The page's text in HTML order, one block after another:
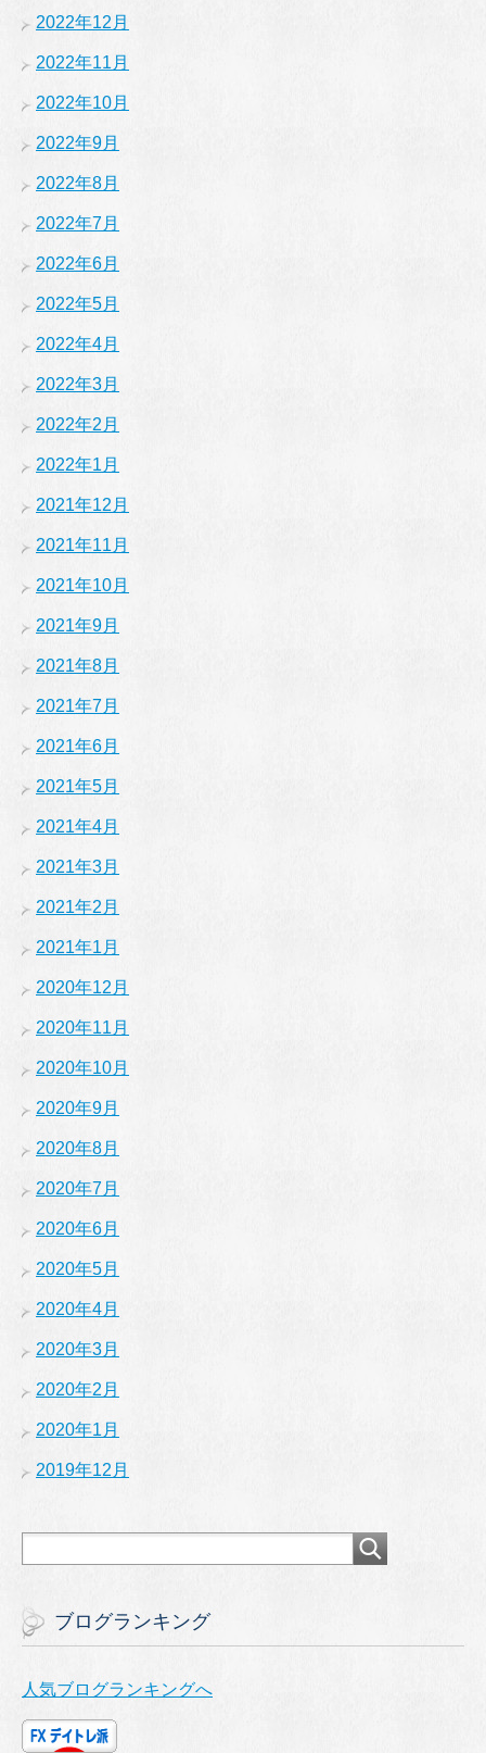
2022年12月
2022年11月
2022年10月
2022年9月
2022年8月
2022年7月
2022年6月
2022年5月
2022年4月
2022年3月
2022年2月
2022年1月
2021年12月
2021年11月
2021年10月
2021年9月
2021年8月
2021年7月
2021年6月
2021年5月
2021年4月
2021年3月
2021年2月
2021年1月
2020年12月
2020年11月
2020年10月
2020年9月
2020年8月
2020年7月
2020年6月
2020年5月
2020年4月
2020年3月
2020年2月
2020年1月
2019年12月
ブログランキング
人気ブログランキングへ